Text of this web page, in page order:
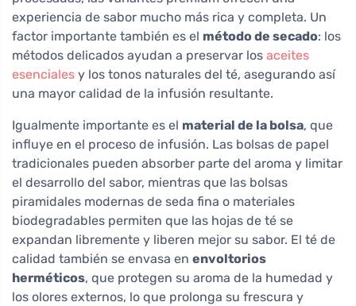
experiencia de sabor mucho más rica y completa. Un
factor importante también es el método de secado: los
métodos delicados ayudan a preservar los aceites
esenciales y los tonos naturales del té, asegurando así
una mayor calidad de la infusión resultante.
Igualmente importante es el material de la bolsa, que
influye en el proceso de infusión. Las bolsas de papel
tradicionales pueden absorber parte del aroma y limitar
el desarrollo del sabor, mientras que las bolsas
piramidales modernas de seda fina o materiales
biodegradables permiten que las hojas de té se
expandan libremente y liberen mejor su sabor. El té de
calidad también se envasa en envoltorios
herméticos, que protegen su aroma de la humedad y
los olores externos, lo que prolonga su frescura y